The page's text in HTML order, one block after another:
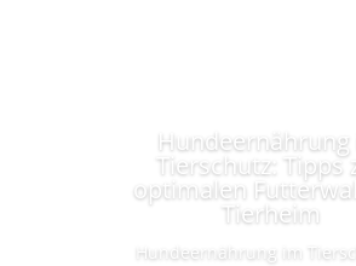
Hundeernährung
Tierschutz: Tipps
optimalen
Tierheim
Hundeernährung im